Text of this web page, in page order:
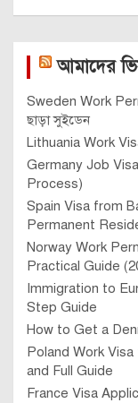
আমাদের
Sweden Work
ছাড়া সুইডেন
Lithuania Work
Germany Job
Process)
Spain Visa from
Permanent
Norway Work
Practical Guide
Immigration to
Step Guide
How to Get a
Poland Work
and Full Guide
France Visa